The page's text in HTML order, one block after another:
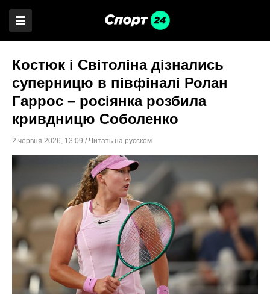
Костюк і Світоліна дізнались
суперницю в півфіналі Ролан
Гаррос – росіянка розбила
кривдницю Соболенко
2 червня 2026, 13:09 / Читать на русском